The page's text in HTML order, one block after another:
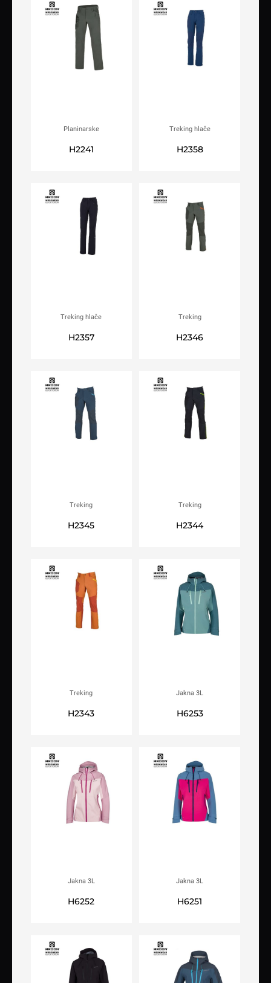
Planinarske
khaki
H2241
Treking hlače
GO! plave
H2358
Treking hlače
GO! antracit
H2357
Treking
khaki
H2346
Treking
plave
H2345
Treking
antracit
H2344
Treking
narančaste
H2343
Jakna 3L
ženska, smaragdna
H6253
Jakna 3L
ženska, ružičasta
H6252
Jakna 3L
ženska, ružičasto-plava
H6251